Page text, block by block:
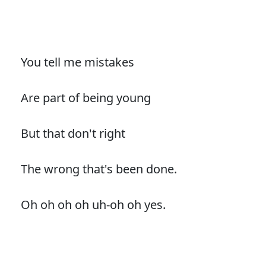
You tell me mistakes
Are part of being young
But that don't right
The wrong that's been done.
Oh oh oh oh uh-oh oh yes.